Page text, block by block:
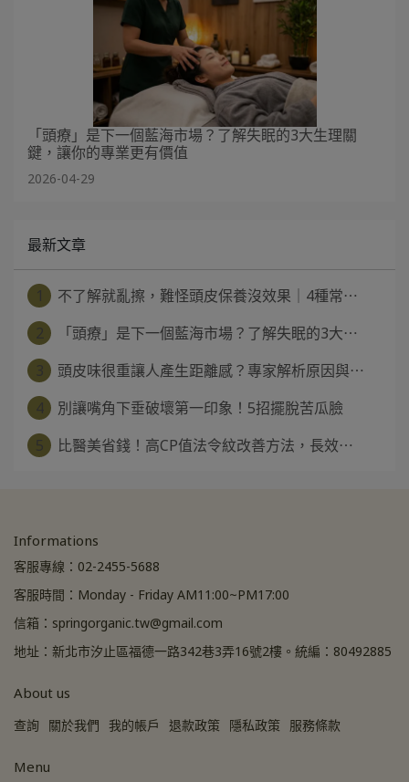
「頭療」是下一個藍海市場？了解失眠的3大生理關
鍵，讓你的專業更有價值
2026-04-29
最新文章
不了解就亂擦，難怪頭皮保養沒效果｜4種常⋯
「頭療」是下一個藍海市場？了解失眠的3大⋯
頭皮味很重讓人產生距離感？專家解析原因與⋯
別讓嘴角下垂破壞第一印象！5招擺脫苦瓜臉
比醫美省錢！高CP值法令紋改善方法，長效⋯
Informations
客服專線：02-2455-5688
客服時間：Monday - Friday AM11:00~PM17:00
信箱：springorganic.tw@gmail.com
地址：新北市汐止區福德一路342巷3弄16號2樓。統編：80492885
About us
查詢 關於我們 我的帳戶 退款政策 隱私政策 服務條款
Menu